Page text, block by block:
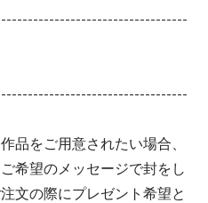
品をご用意されたい場合、
希望のメッセージで封をし
文の際にプレゼント希望と